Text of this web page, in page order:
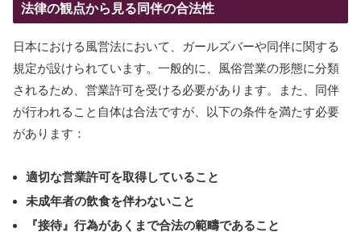
法律の観点から見る同伴の合法性
日本における風営法において、ガールズバーや同伴に関する
規定が設けられています。一般的に、風俗営業の形態に分類
されるため、営業許可を受ける必要があります。また、同伴
が行われること自体は合法ですが、以下の条件を満たす必要
があります：
適切な営業許可を取得していること
未成年者の飲食を伴わないこと
『接待』行為があくまで合法の範疇であること